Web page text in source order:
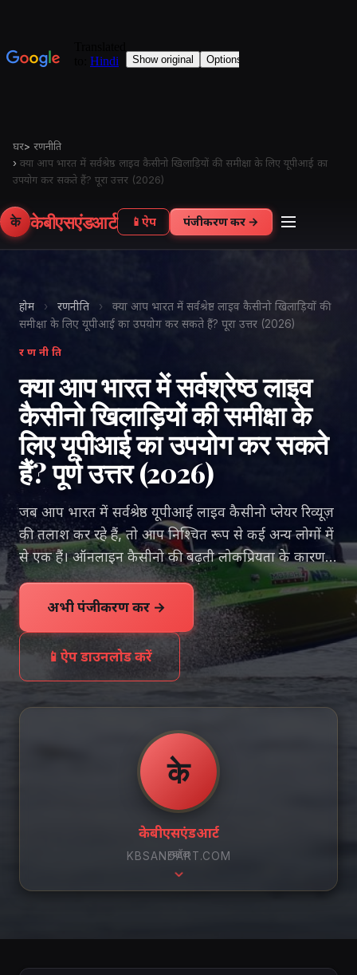
घर> रणनीति
› क्या आप भारत में सर्वश्रेष्ठ लाइव कैसीनो खिलाड़ियों की समीक्षा के लिए यूपीआई का
उपयोग कर सकते हैं? पूरा उत्तर (2026)
के केबीएसएंडआर्ट 📱 ऐप पंजीकरण करें →
होम › रणनीति ›
क्या आप भारत में सर्वश्रेष्ठ लाइव कैसीनो खिलाड़ियों की
समीक्षा के लिए यूपीआई का उपयोग कर सकते हैं? पूरा उत्तर (2026)
रणनीति
क्या आप भारत में सर्वश्रेष्ठ लाइव
कैसीनो खिलाड़ियों की समीक्षा के
लिए यूपीआई का उपयोग कर सकते
हैं? पूर्ण उत्तर (2026)
जब आप भारत में सर्वश्रेष्ठ यूपीआई लाइव कैसीनो प्लेयर रिव्यूज़
की तलाश कर रहे हैं, तो आप निश्चित रूप से कई अन्य लोगों में
से एक हैं। ऑनलाइन कैसीनो की बढ़ती लोकप्रियता के कारण...
अभी पंजीकरण करें →
📱 ऐप डाउनलोड करें
के
केबीएसएंडआर्ट
KBSANDART.COM
स्क्रॉल